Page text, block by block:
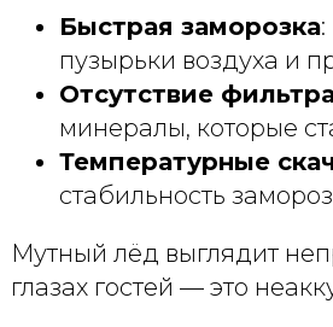
Быстрая заморозка
пузырьки воздуха и
Отсутствие
минералы, которые
Температурные
стабильность
Мутный лёд выглядит
глазах гостей — это